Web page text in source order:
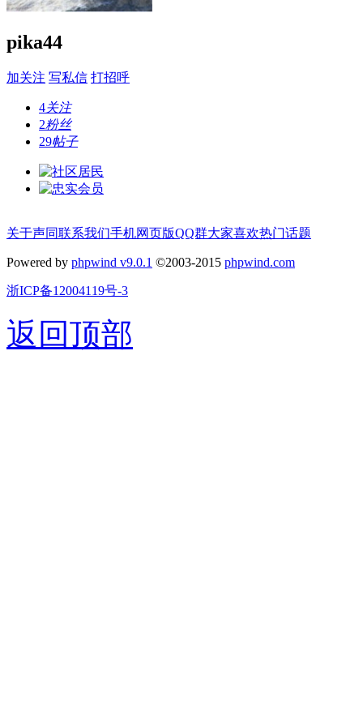
pika44
加关注 写私信 打招呼
4关注
2粉丝
29帖子
关于声同联系我们手机网页版QQ群大家喜欢热门话题
Powered by phpwind v9.0.1 ©2003-2015 phpwind.com
浙ICP备12004119号-3
返回顶部